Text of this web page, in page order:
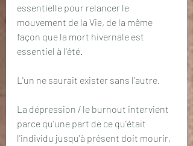
essentielle pour relancer le
mouvement de la Vie, de la même
façon que la mort hivernale est
essentiel à l'été.
L'un ne saurait exister sans l'autre.
La dépression / le burnout intervient
parce qu'une part de ce qu'était
l'individu jusqu'à présent doit mourir,